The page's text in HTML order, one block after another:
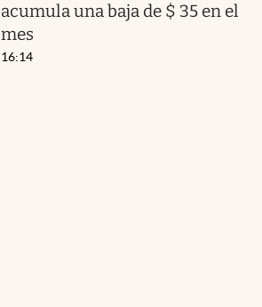
acumula una baja de $ 35 en el
mes
16:14